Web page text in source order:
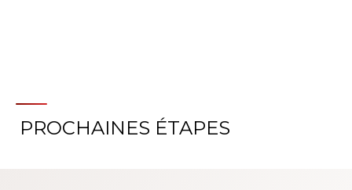
À propos du système
PROCHAINES ÉTAPES